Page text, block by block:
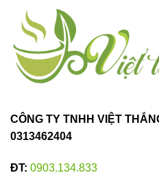
CÔNG TY TNHH VIỆT
0313462404
ĐT: 0903.134.833